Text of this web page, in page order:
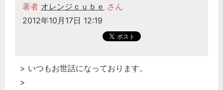
著者 オレンジｃｕｂｅ さん
2012年10月17日 12:19
> いつもお世話になっております。
>